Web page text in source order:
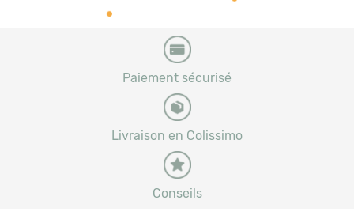
Paiement sécurisé
Livraison en Colissimo
Conseils